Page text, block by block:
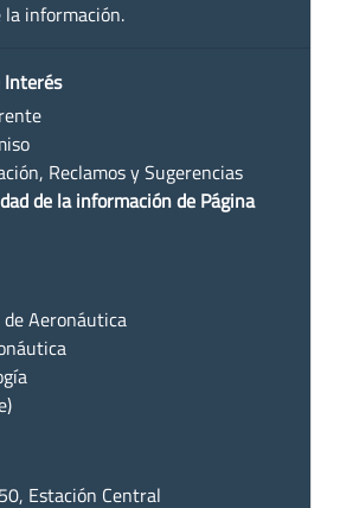
información.
Interés
Reclamos y Sugerencias
de la información de Página
Aeronáutica
Estación Central